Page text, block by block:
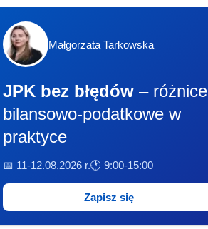
Małgorzata Tarkowska
JPK bez błędów – różnice
bilansowo-podatkowe w
praktyce
📅 11-12.08.2026 r.🕐 9:00-15:00
Zapisz się